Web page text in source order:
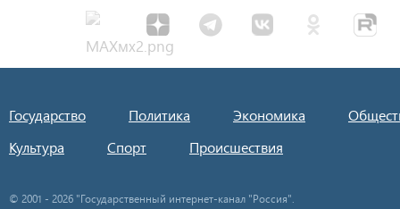
Государство Политика Экономика
Культура
Спорт Происшествия
© 2001 - 2026 "Государственный интернет-канал "Россия".